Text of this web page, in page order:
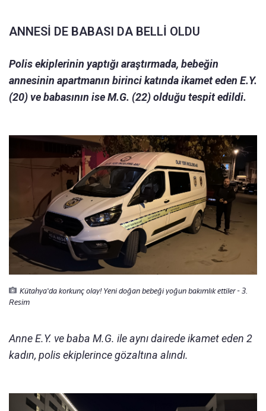
ANNESİ DE BABASI DA BELLİ OLDU
Polis ekiplerinin yaptığı araştırmada, bebeğin
annesinin apartmanın birinci katında ikamet eden E.Y.
(20) ve babasının ise M.G. (22) olduğu tespit edildi.
Kütahya'da korkunç olay! Yeni doğan bebeği yoğun bakımlık ettiler - 3.
Resim
Anne E.Y. ve baba M.G. ile aynı dairede ikamet eden 2
kadın, polis ekiplerince gözaltına alındı.